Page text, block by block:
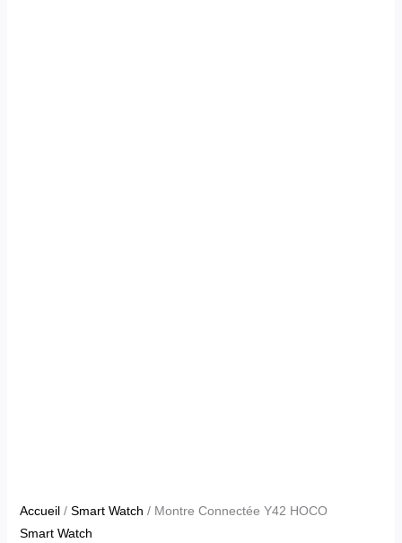
Accueil/ Smart Watch / Montre Connectée Y42 HOCO
Smart Watch